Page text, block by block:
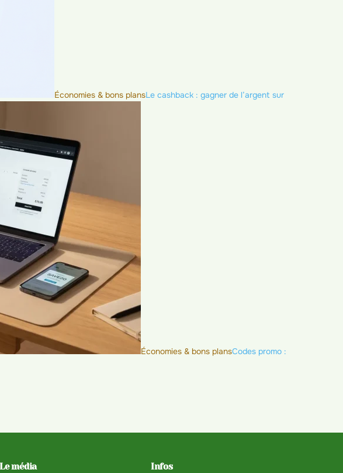
Économies & bons plansLe cashback : gagner de l’argent sur
Économies & bons plansCodes promo :
Le média Infos